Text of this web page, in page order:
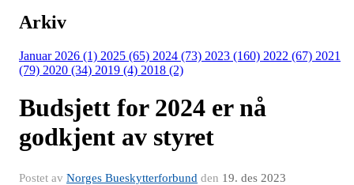
Arkiv
Januar 2026 (1) 2025 (65) 2024 (73) 2023 (160) 2022 (67) 2021
(79) 2020 (34) 2019 (4) 2018 (2)
Budsjett for 2024 er nå
godkjent av styret
Postet av Norges Bueskytterforbund den 19. des 2023